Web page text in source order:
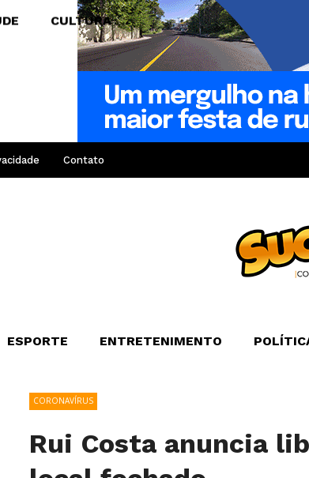
Contato
ESPORTE ENTRETENIMENTO
CULTURA
CORONAVÍRUS
Rui Costa anuncia